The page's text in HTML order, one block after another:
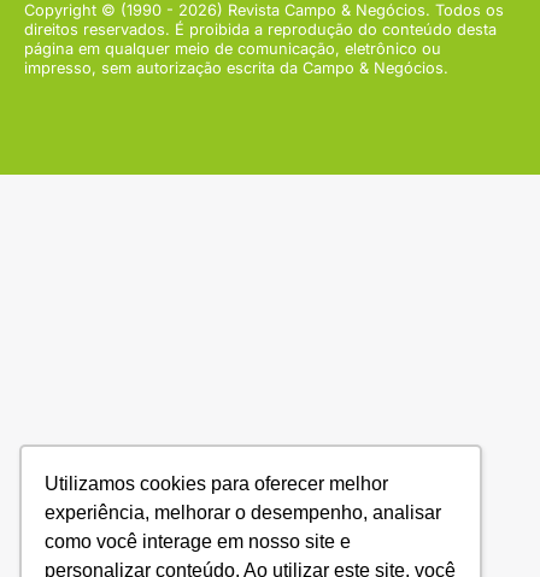
Utilizamos cookies para oferecer melhor
experiência, melhorar o desempenho, analisar
como você interage em nosso site e
personalizar conteúdo. Ao utilizar este site, você
Copyright © (1990 - 2026) Revista Campo & Negócios. Todos os
direitos reservados. É proibida a reprodução do conteúdo desta
página em qualquer meio de comunicação, eletrônico ou
impresso, sem autorização escrita da Campo & Negócios.